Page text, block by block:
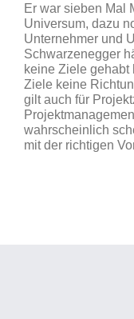
Digitale
Weiterbildungen
Blog
Er war sieben Mal
Universum, dazu
Unternehmer und
Schwarzenegger
keine Ziele gehabt
Ziele keine
gilt auch für
wahrscheinlich
mit der richtigen